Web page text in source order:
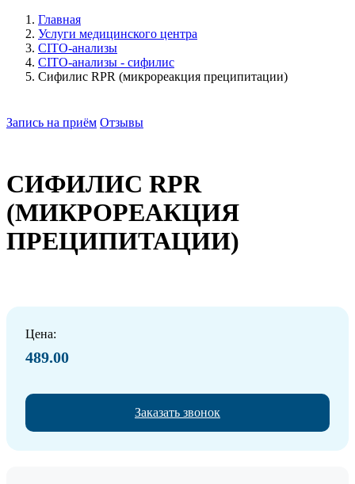
Главная
Услуги медицинского центра
CITO-анализы
CITO-анализы - сифилис
Сифилис RPR (микрореакция преципитации)
СИФИЛИС RPR
(МИКРОРЕАКЦИЯ
ПРЕЦИПИТАЦИИ)
Запись на приём Отзывы
Цена:
489.00
Заказать звонок